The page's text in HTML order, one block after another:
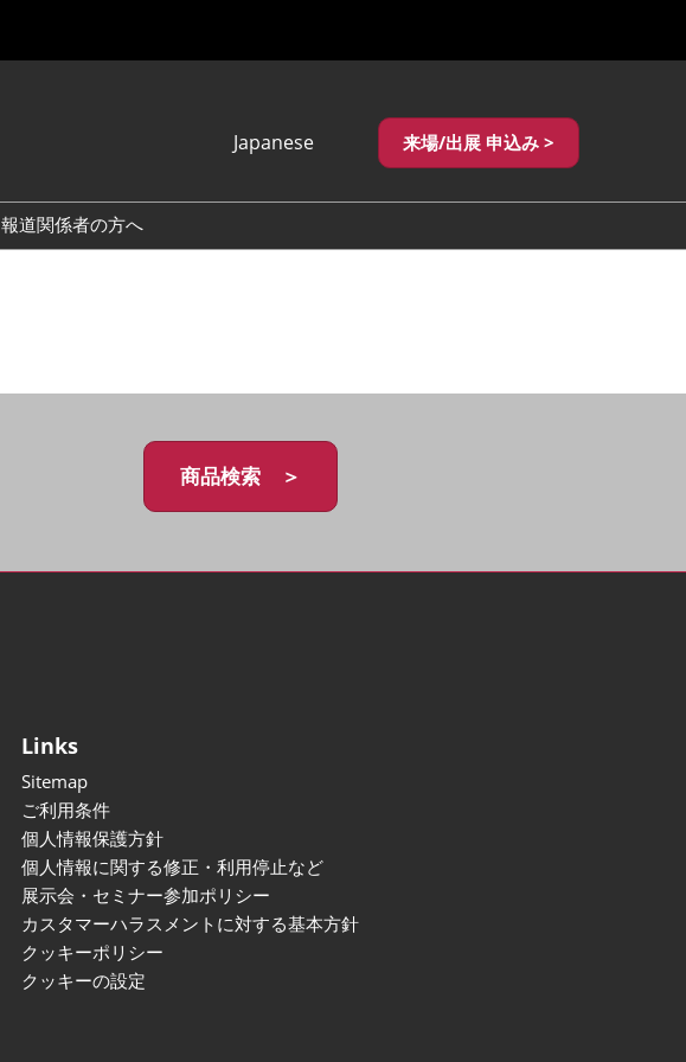
Japanese
繁體中文
来場/出展 申込み >
報道関係者の方へ
商品検索 ＞
Links
Sitemap
ご利用条件
個人情報保護方針
個人情報に関する修正・利用停止など
展示会・セミナー参加ポリシー
カスタマーハラスメントに対する基本方針
クッキーポリシー
クッキーの設定